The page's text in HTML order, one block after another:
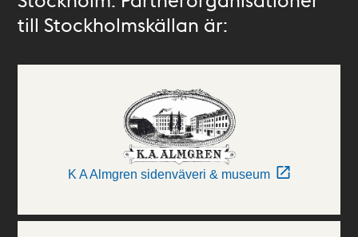
till Stockholmskällan är:
K A Almgren sidenväveri & museum